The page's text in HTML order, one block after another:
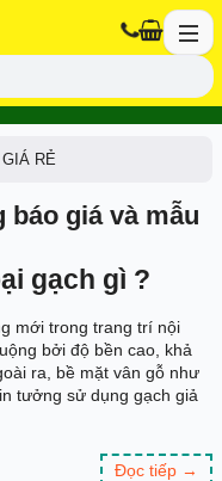
RẺ
báo giá và mẫu
gạch gì ?
mới trong trang trí nội
bởi độ bền cao, khả
ra, bề mặt vân gỗ như
tưởng sử dụng gạch giả
- không thể so sánh với
Đọc tiếp →